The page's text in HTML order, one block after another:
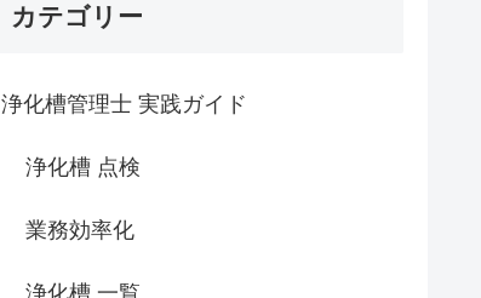
カテゴリー
浄化槽管理士 実践ガイド
浄化槽 点検
業務効率化
浄化槽 一覧